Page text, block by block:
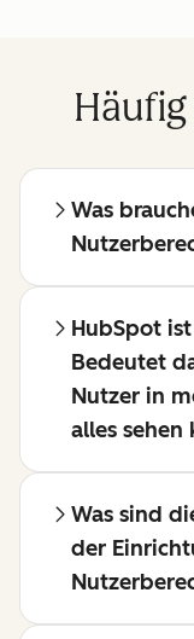
Was
HubSpot
Bedeutet
Nutzer in
alles sehen
Was sind
der